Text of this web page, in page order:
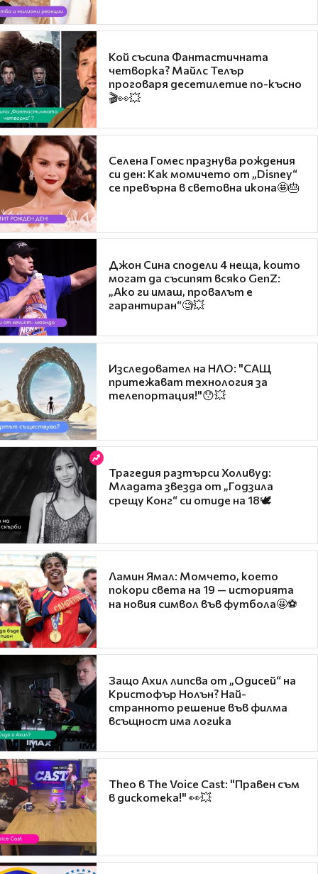
Кой съсипа Фантастичната
четворка? Майлс Телър
проговаря десетилетие по-късно
🎬👀💥
Селена Гомес празнува рождения
си ден: Как момичето от „Disney“
се превърна в световна икона🤩🎂
Джон Сина сподели 4 неща, които
могат да съсипят всяко GenZ:
„Ако ги имаш, провалът е
гарантиран“🧐💥
Изследовател на НЛО: "САЩ
притежават технология за
телепортация!"😯💥
Трагедия разтърси Холивуд:
Младата звезда от „Годзила
срещу Конг“ си отиде на 18🕊️
Ламин Ямал: Момчето, което
покори света на 19 — историята
на новия символ във футбола🤩⚽
Защо Ахил липсва от „Одисей“ на
Кристофър Нолън? Най-
странното решение във филма
всъщност има логика
Theo в The Voice Cast: "Правен съм
в дискотека!" 👀💥